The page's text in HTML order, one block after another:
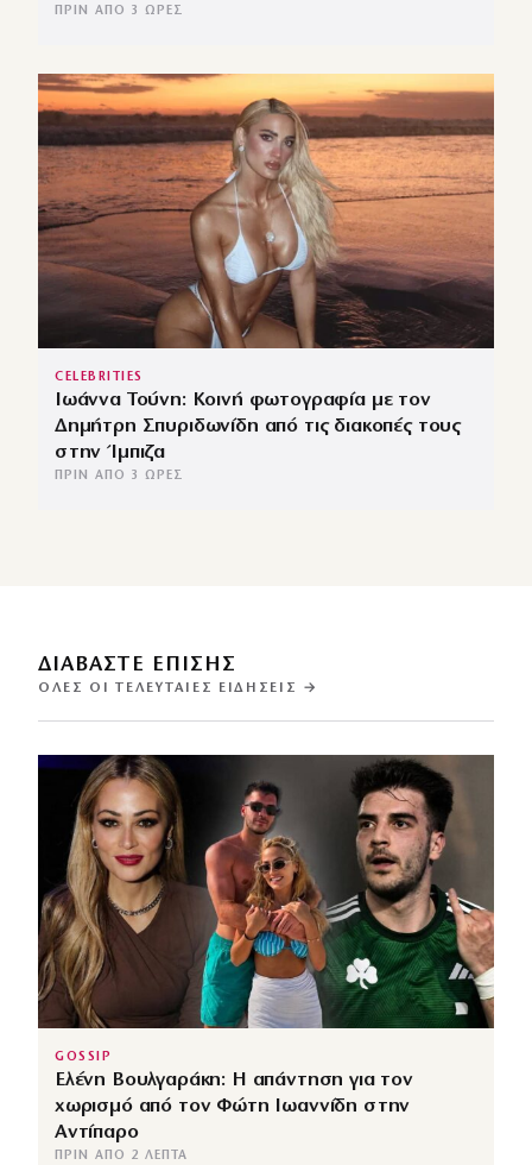
ΠΡΙΝ ΑΠΌ 3 ΏΡΕΣ
CELEBRITIES
Ιωάννα Τούνη: Κοινή φωτογραφία με τον
Δημήτρη Σπυριδωνίδη από τις διακοπές τους
στην Ίμπιζα
ΠΡΙΝ ΑΠΌ 3 ΏΡΕΣ
ΔΙΑΒΑΣΤΕ ΕΠΙΣΗΣ
ΌΛΕΣ ΟΙ ΤΕΛΕΥΤΑΊΕΣ ΕΙΔΉΣΕΙΣ →
GOSSIP
Ελένη Βουλγαράκη: Η απάντηση για τον
χωρισμό από τον Φώτη Ιωαννίδη στην
Αντίπαρο
ΠΡΙΝ ΑΠΌ 2 ΛΕΠΤΆ